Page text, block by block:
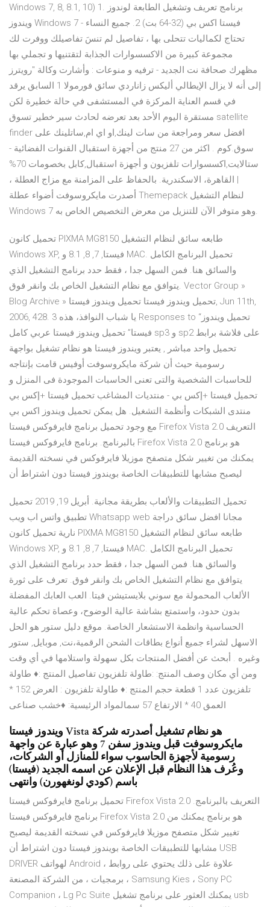
Windows 7, 8, 8.1, 10) 1. برنامج تعريف وتشغيل الطابعة لوندوز
ويندوز Windows 7 - فيستا اكس بي (32-64 بت) 2. جميع النساء
تحتاج لكماليات تتحلى بها ، تفاصيل لم تنسَ تفاصيلك ووفرت لك
مجموعة كبيرة من الاكسسوارات الجذابة لتقتنيها و تجملي بها
مظهرك صحافة نت الجديد - ترفيه و منوعات : وأشارت وكالة "رويترز
إلى أنه لا يزال الإيطالي أليكس زاناردي سائق فورمولا 1 السابق يرقد
في قسم العناية المركزة في المستشفى في حالة خطيرة لكن
مستقرة اليوم الأحد بعد تعرضه لحادث سير خطير تسوق satellite
finder افضل سعر ومراجعة من سات لينك,او اي ام,ساتلينك على
سوق.كوم . اكثر من 27 منتج من أجهزة استقبال القنوات الفضائية -
ستالايت,اكسسوارات تلفزيون و أجهزة استقبال,كابل بخصومات 70%
| القاهرة، الاسكندرية. بالحفاظ على المزامنة مع مزاج العطلة ،
أصدرت مايكروسوفت أضواء عطلة Themepack لنظام التشغيل
Windows 7 وهو متوفر الآن للتنزيل من معرض التخصيص الخاص به.
تحميل كانون PIXMA MG8150 طابعه سائق لنظام التشغيل
Windows XP, فيستا, 7, 8, 8.1 و MAC. تحميل البرنامج الكامل
والسائق هنا. فمن السهل جدا ، فقط حدد برنامج التشغيل الذي
يتوافق مع نظام التشغيل الخاص بك وانقر فوق. Vector Group »
Blog Archive » تحميل ويندوز فيستا تحميل ويندوز فيستا, Jun 11th,
2006, 428. يا شباب النوافذ، هذه 3 Responses to “تحميل ويندوز
فيستا” تحميل ويندوز فيستا عربي كامل sp3 و sp2 على فلاشة برابط
تحميل واحد مباشر , يعتبر ويندوز فيستا هو نظام تشغيل بواجهة
رسومية حيث أن شركة مايكروسوفت أوفيس قامت بإنتاجه
للحاسبات الشخصية والتى تعنى الحاسبات الموجودة فى المنزل و
تحميل فيستا +إكس بي - منتديات المشاغب تحميل فيستا +إكس بي
منتدى الشبكات وأنظمة التشغيل. هل يمكن تحميل ويندوز اكس بي
مع وجود تحميل برنامج فايرفوكس فيستا Firefox Vista 2.0 التعريف
بالبرنامج. برنامج فايرفوكس فيستا Firefox Vista 2.0 هو برنامج
يمكنك من تغيير شكل متصفح موزيلا فايرفوكس في نسخته القديمة
ليصبح مشابها للتطبيقات الخاصة بويندوز فيستا دون اشتراط أن
تحميل التطبيقات والألعاب بطريقة مجانية. أبريل 19, 2019 تحميل
تطبيق واتس اب ويب Whatsapp web مجانا افضل سائق دراجة
نارية تحميل كانون PIXMA MG8150 طابعه سائق لنظام التشغيل
Windows XP, فيستا, 7, 8, 8.1 و MAC. تحميل البرنامج الكامل
والسائق هنا. فمن السهل جدا ، فقط حدد برنامج التشغيل الذي
يتوافق مع نظام التشغيل الخاص بك وانقر فوق. تعرف على ثورة
الألعاب المحمولة مع سوني بلايستيشن فيتا. العب العابك المفضلة
بدون حدود، واستمتع بشاشة عالية الوضوح، وعصاة تحكم عالية
الحساسية وانظمة الاستشعار الخاصة. موقع دليل ستور هو الحل
الاسهل لشراء جميع أنواع بطاقات الشحن الرقمية،نت, موبايل, ستور
وغيره . أبحث عن أفضل المنتجات بكل سهولة واستلامها في أي وقت
ومن أي مكان وصف المنتج: :طاولة تلفزيون تفاصيل المنتج :♦ طاولة
تلفزيون عدد 1 قطعة حجم المنتج :♦ طاولة تلفزيون : العرض 152 *
العمق 40 * الارتفاع 57 سمالمواد الرئيسية: ♦خشب صناعى
ويندوز فيستا Vista هو نظام تشغيل أصدرته شركة
مايكروسوفت قبل ويندوز سفن 7 وهو عبارة عن واجهة
رسومية لأجهزة الحاسوب سواء للمنازل أو الشركات،
وعُرف هذا النظام قبل الإعلان عن اسمه الجديد (فيستا)
باسم (كودي لونغهورن) وانتهى
تحميل برنامج فايرفوكس فيستا Firefox Vista 2.0 التعريف بالبرنامج.
برنامج فايرفوكس فيستا Firefox Vista 2.0 هو برنامج يمكنك من
تغيير شكل متصفح موزيلا فايرفوكس في نسخته القديمة ليصبح
مشابها للتطبيقات الخاصة بويندوز فيستا دون اشتراط أن USB
DRIVER لهواتف Android ، علاوة على ذلك يحتوي على روابط
برمجيات ، من الشركة المصنعة ، Samsung Kies ، Sony PC
Companion ، Lg Pc Suite يمكنك العثور على برنامج تشغيل usb